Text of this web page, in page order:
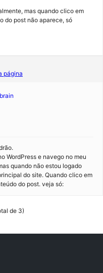
mas quando clico em
do post não aparece, só
página
WordPress e navego no meu
quando não estou logado
do site. Quando clico em
do post. veja só:
de 3)